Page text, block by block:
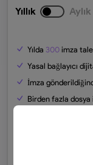
Yıllık Aylık
Yılda 300 imza
Yasal bağlayıcı
İmza
Birden fazla
Denetim izi ve